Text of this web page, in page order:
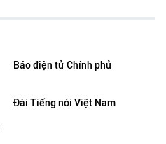
Báo điện tử Chính phủ
Đài Tiếng nói Việt Nam